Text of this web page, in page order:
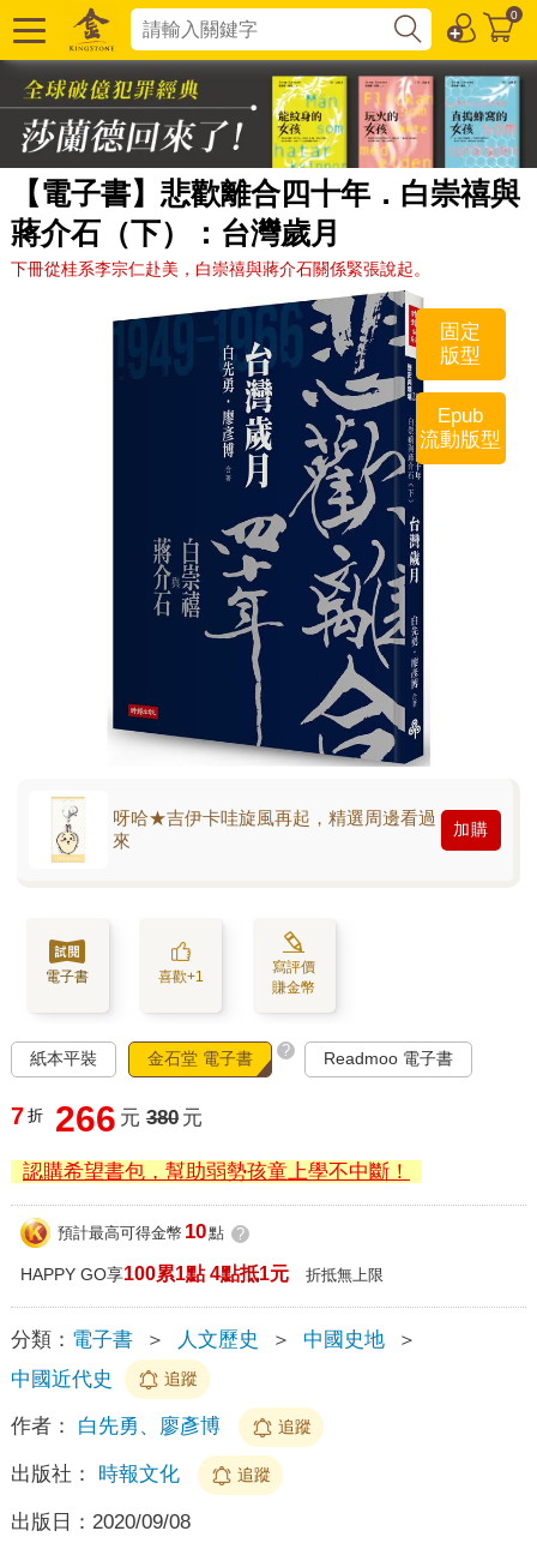
0
【電子書】悲歡離合四十年．白崇禧與
蔣介石（下）：台灣歲月
下冊從桂系李宗仁赴美，白崇禧與蔣介石關係緊張說起。
固定
版型
Epub
流動版型
呀哈★吉伊卡哇旋風再起，精選周邊看過
來
加購
電子書 喜歡+1
寫評價
賺金幣
紙本平裝 金石堂 電子書 ? Readmoo 電子書
7 折 266 元 380 元
認購希望書包，幫助弱勢孩童上學不中斷！
預計最高可得金幣 10點 ?
HAPPY GO享100累1點 4點抵1元 折抵無上限
分類： 電子書 ＞ 人文歷史 ＞ 中國史地
＞
中國近代史
追蹤
作者： 白先勇、廖彥博 追蹤
出版社： 時報文化 追蹤
出版日： 2020/09/08